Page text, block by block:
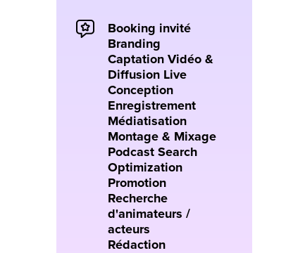
Booking invité
Branding
Captation Vidéo &
Diffusion Live
Conception
Enregistrement
Médiatisation
Montage & Mixage
Podcast Search
Optimization
Promotion
Recherche
d'animateurs /
acteurs
Rédaction